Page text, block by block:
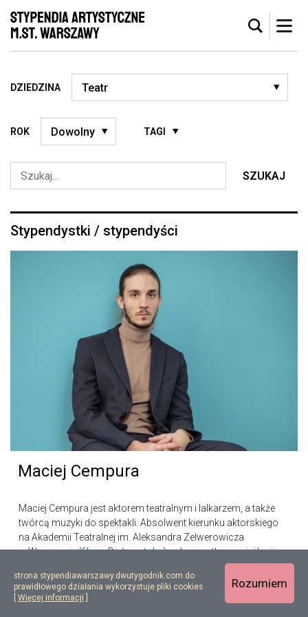
DZIEDZINA
ROK TAGI
SZUKAJ
Stypendystki / stypendyści
Maciej Cempura
Maciej Cempura jest aktorem teatralnym i lalkarzem, a także
twórcą muzyki do spektakli. Absolwent kierunku aktorskiego
na Akademii Teatralnej im. Aleksandra Zelwerowicza
w Warszawie (filia w Białymstoku), od początku swojej kariery
strona stypendiawarszawy.dwutygodnik.com do
prawidłowego działania wykorzystuje pliki cookies
Więcej informacji
Rozumiem